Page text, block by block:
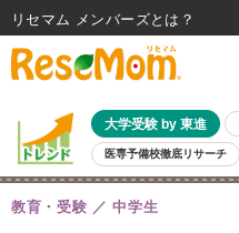
大学受験 by 東進
医専予備校徹底リサーチ
親子で考える大学選び 高校受験
共通テスト 夏休み
教育・受験 中学生
リセマム メンバーズ